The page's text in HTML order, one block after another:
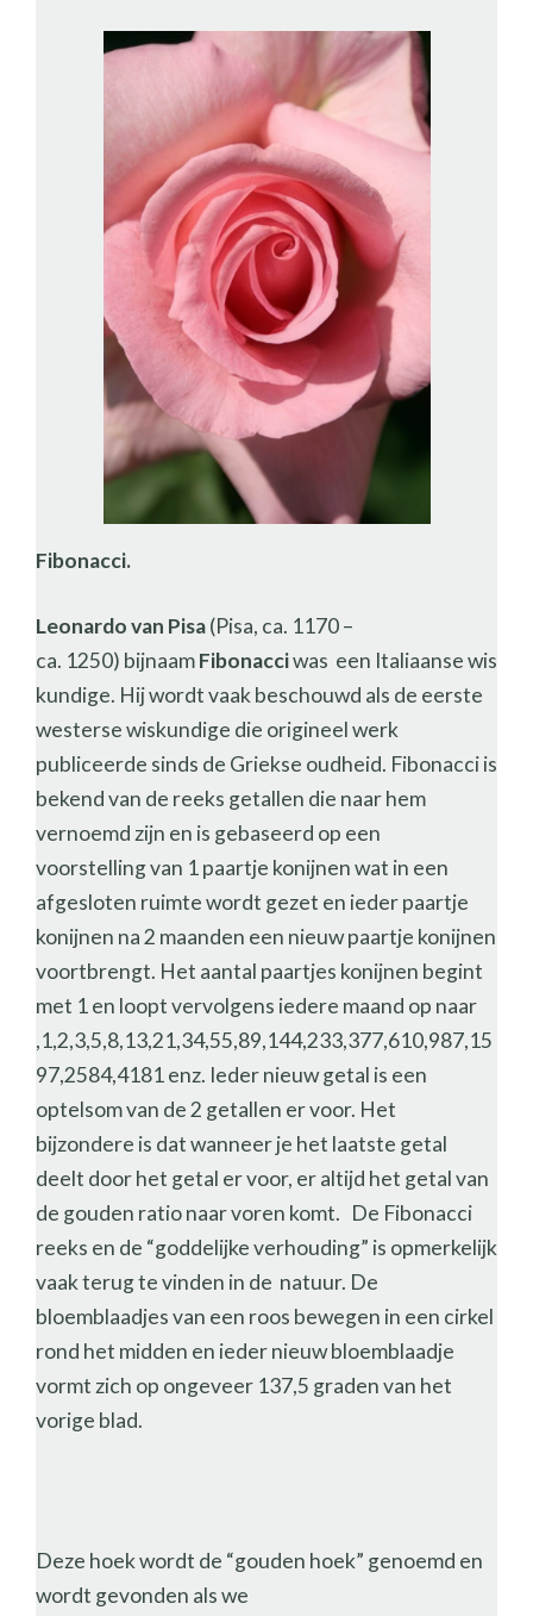
Fibonacci.
Leonardo van Pisa(Pisa, ca. 1170 –
ca. 1250) bijnaamFibonacciwas een Italiaanse wis
kundige. Hij wordt vaak beschouwd als de eerste
westerse wiskundige die origineel werk
publiceerde sinds de Griekse oudheid. Fibonacci is
bekend van de reeks getallen die naar hem
vernoemd zijn en is gebaseerd op een
voorstelling van 1 paartje konijnen wat in een
afgesloten ruimte wordt gezet en ieder paartje
konijnen na 2 maanden een nieuw paartje konijnen
voortbrengt. Het aantal paartjes konijnen begint
met 1 en loopt vervolgens iedere maand op naar
,1,2,3,5,8,13,21,34,55,89,144,233,377,610,987,15
97,2584,4181 enz. Ieder nieuw getal is een
optelsom van de 2 getallen er voor. Het
bijzondere is dat wanneer je het laatste getal
deelt door het getal er voor, er altijd het getal van
de gouden ratio naar voren komt. De Fibonacci
reeks en de “goddelijke verhouding” is opmerkelijk
vaak terug te vinden in de natuur. De
bloemblaadjes van een roos bewegen in een cirkel
rond het midden en ieder nieuw bloemblaadje
vormt zich op ongeveer 137,5 graden van het
vorige blad.
Deze hoek wordt de “gouden hoek” genoemd en
wordt gevonden als we